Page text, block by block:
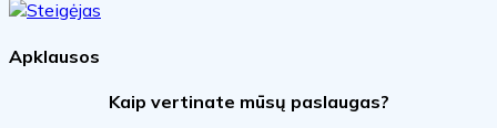
Apklausos
Kaip vertinate mūsų paslaugas?